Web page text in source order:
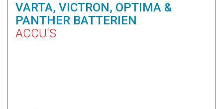
VARTA, VICTRON, OPTIMA &
PANTHER BATTERIEN
ACCU'S